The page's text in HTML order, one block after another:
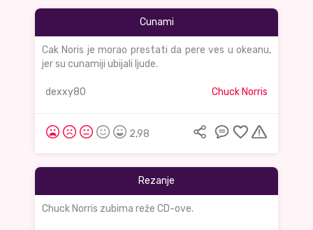
Cunami
Cak Noris je morao prestati da pere ves u okeanu,
jer su cunamiji ubijali ljude.
dexxy80 Chuck Norris
2,98
Rezanje
Chuck Norris zubima reže CD-ove.